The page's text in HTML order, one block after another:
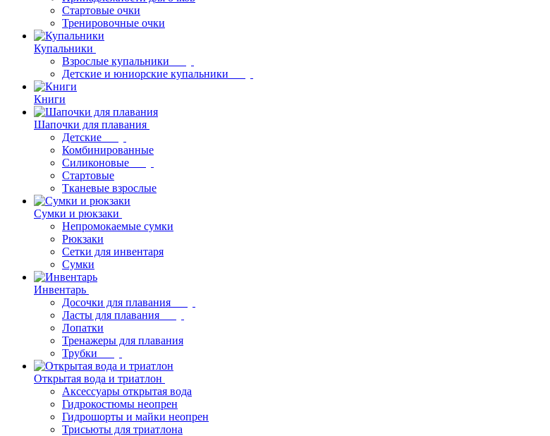
Стартовые очки
Тренировочные очки
Купальники
Взрослые купальники
Детские и юниорские купальники
Книги
Шапочки для плавания
Детские
Комбинированные
Силиконовые
Стартовые
Тканевые взрослые
Сумки и рюкзаки
Непромокаемые сумки
Рюкзаки
Сетки для инвентаря
Сумки
Инвентарь
Досочки для плавания
Ласты для плавания
Лопатки
Тренажеры для плавания
Трубки
Открытая вода и триатлон
Аксессуары открытая вода
Гидрокостюмы неопрен
Гидрошорты и майки неопрен
Трисьюты для триатлона